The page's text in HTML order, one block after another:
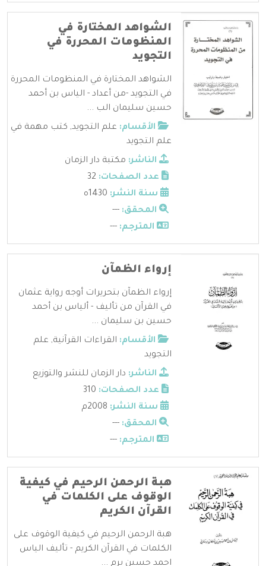
الشواهد المختارة في
المنظومات المحررة في
التجويد
الشواهد المختارة في المنظومات المحررة
في التجويد -من أعداد - الياس بن أحمد
حسين سليمان الب ...
الأقسام: علم التجويد, كتب مهمة في
علم التجويد
الناشر: مكتبة دار الزمان
عدد الصفحات:
سنة النشر:
المحقق: ---
المترجم: ---
إرواء الظمآن
إرواء الظمآن بتحريرات أوجه رواية عثمان
في القرآن من تأليف - ألياس بن أحمد
حسين بن سليمان ...
الأقسام: القراءات القرآنية, علم
التجويد
الناشر: دار الزمان للنشر والتوزيع
عدد الصفحات:
سنة النشر:
المحقق: ---
المترجم: ---
هبة الرحمن الرحيم في كيفية
الوقوف على الكلمات في
القرآن الكريم
هبة الرحمن الرحيم في كيفية الوقوف على
الكلمات في القرآن الكريم - تأليف الياس
احمد حسين برم ...